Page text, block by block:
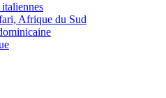
Afrique du Sud